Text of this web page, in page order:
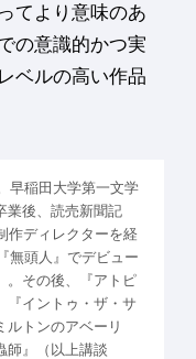
てより意味のあ
の意識的かつ実
ベルの高い作品
早稲田大学第一文学
業後、読売新聞記
作ディレクターを経
無頭人』でデビュー
。その後、『アトピ
『イントゥ・ザ・サ
ルトンのアベーリ
』（以上講談